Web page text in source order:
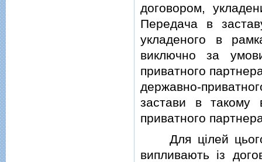
договором,
Передача в
укладеного в
виключно за
приватного
державно-
застави в такому
приватного
Для цiлей цього
випливають iз